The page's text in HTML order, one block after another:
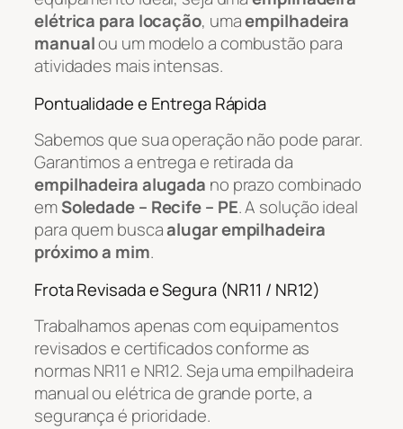
elétrica para locação, umaempilhadeira
manualou um modelo a combustão para
atividades mais intensas.
Pontualidade e Entrega Rápida
Sabemos que sua operação não pode parar.
Garantimos a entrega e retirada da
empilhadeira alugada no prazo combinado
emSoledade – Recife – PE. A solução ideal
para quem buscaalugar empilhadeira
próximo a mim.
Frota Revisada e Segura (NR11 / NR12)
Trabalhamos apenas com equipamentos
revisados e certificados conforme as
normas NR11 e NR12. Seja uma empilhadeira
manual ou elétrica de grande porte, a
segurança é prioridade.